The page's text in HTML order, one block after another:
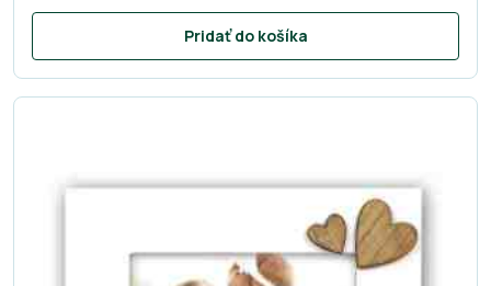
Pridať do košíka